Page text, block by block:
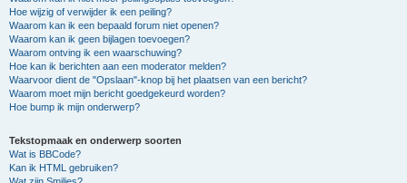
Hoe wijzig of verwijder ik een peiling?
Waarom kan ik een bepaald forum niet openen?
Waarom kan ik geen bijlagen toevoegen?
Waarom ontving ik een waarschuwing?
Hoe kan ik berichten aan een moderator melden?
Waarvoor dient de "Opslaan"-knop bij het plaatsen van een bericht?
Waarom moet mijn bericht goedgekeurd worden?
Hoe bump ik mijn onderwerp?
Tekstopmaak en onderwerp soorten
Wat is BBCode?
Kan ik HTML gebruiken?